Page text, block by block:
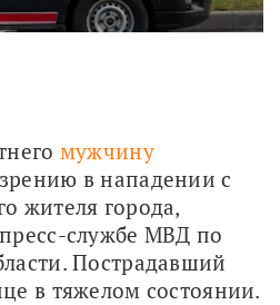
мужчину
в нападении с
жителя города,
службе МВД по
Пострадавший
в тяжелом состоянии.